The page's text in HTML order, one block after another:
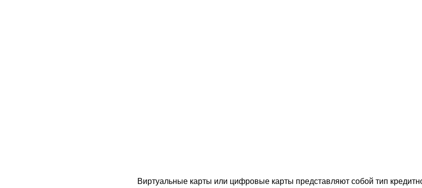
Виртуальные карты или цифровые карты представляют собой тип